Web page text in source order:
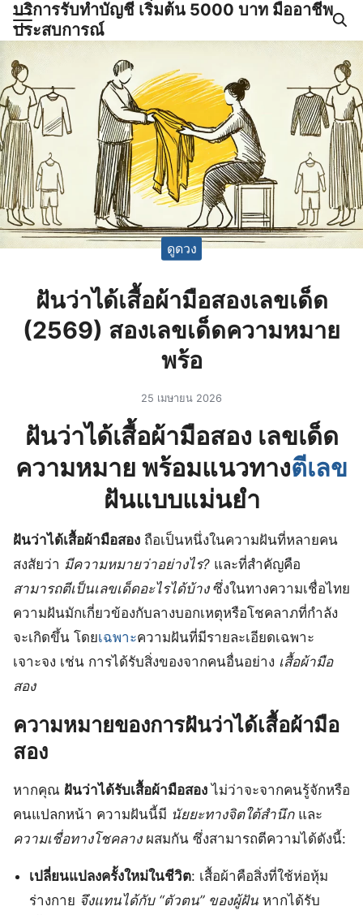
Skip
content
บริการรับทำบัญชี เริ่มต้น 5000 บาท มืออาชีพ
ประสบการณ์
ญชีและภาษีครบวงจร |
Search
for:
ดูดวง
ฝันว่าได้เสื้อผ้ามือสองเลขเด็ด
(2569) สองเลขเด็ดความหมาย
พร้อ
25 เมษายน 2026
ฝันว่าได้เสื้อผ้ามือสอง เลขเด็ด
ความหมาย พร้อมแนวทางตีเลข
ฝันแบบแม่นยำ
ฝันว่าได้เสื้อผ้ามือสอง ถือเป็นหนึ่งในความฝันที่หลายคน
สงสัยว่า มีความหมายว่าอย่างไร? และที่สำคัญคือ
สามารถตีเป็นเลขเด็ดอะไรได้บ้างซึ่งในทางความเชื่อไทย
ความฝันมักเกี่ยวข้องกับลางบอกเหตุหรือโชคลาภที่กำลัง
จะเกิดขึ้น โดยเฉพาะความฝันที่มีรายละเอียดเฉพาะ
เจาะจง เช่น การได้รับสิ่งของจากคนอื่นอย่าง เสื้อผ้ามือ
สอง
ความหมายของการฝันว่าได้เสื้อผ้ามือ
สอง
หากคุณ ฝันว่าได้รับเสื้อผ้ามือสอง ไม่ว่าจะจากคนรู้จักหรือ
คนแปลกหน้า ความฝันนี้มี นัยยะทางจิตใต้สำนึกและ
ความเชื่อทางโชคลางผสมกัน ซึ่งสามารถตีความได้ดังนี้:
เปลี่ยนแปลงครั้งใหม่ในชีวิต: เสื้อผ้าคือสิ่งที่ใช้ห่อหุ้ม
ร่างกาย จึงแทนได้กับ “ตัวตน” ของผู้ฝัน หากได้รับ